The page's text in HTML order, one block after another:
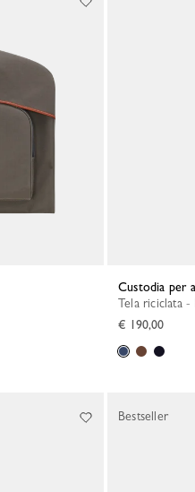
Custodia
Tela riciclata -
€ 190,00
Bestseller